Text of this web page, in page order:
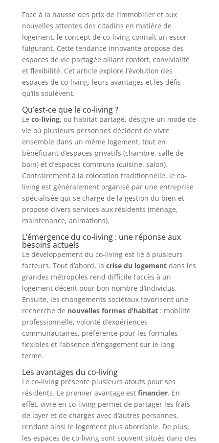
Face à la hausse des prix de l’immobilier et aux
nouvelles attentes des citadins en matière de
logement, le concept de co-living connaît un essor
fulgurant. Cette tendance innovante propose des
espaces de vie partagée alliant confort, convivialité
et flexibilité. Cet article explore l’évolution des
espaces de co-living, leurs avantages et les défis
qu’ils soulèvent.
Qu’est-ce que le co-living ?
Le co-living, ou habitat partagé, désigne un mode de
vie où plusieurs personnes décident de vivre
ensemble dans un même logement, tout en
bénéficiant d’espaces privatifs (chambre, salle de
bain) et d’espaces communs (cuisine, salon).
Contrairement à la colocation traditionnelle, le co-
living est généralement organisé par une entreprise
spécialisée qui se charge de la gestion du bien et
propose divers services aux résidents (ménage,
maintenance, animations).
L’émergence du co-living : une réponse aux
besoins actuels
Le développement du co-living est lié à plusieurs
facteurs. Tout d’abord, la crise du logementdans les
grandes métropoles rend difficile l’accès à un
logement décent pour bon nombre d’individus.
Ensuite, les changements sociétaux favorisent une
recherche de nouvelles formes d’habitat: mobilité
professionnelle, volonté d’expériences
communautaires, préférence pour les formules
flexibles et l’absence d’engagement sur le long
terme.
Les avantages du co-living
Le co-living présente plusieurs atouts pour ses
résidents. Le premier avantage est financier. En
effet, vivre en co-living permet de partager les frais
de loyer et de charges avec d’autres personnes,
rendant ainsi le logement plus abordable. De plus,
les espaces de co-living sont souvent situés dans des